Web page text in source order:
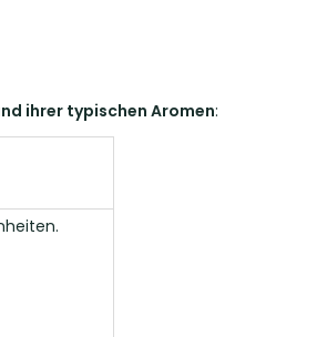
ihrer typischen Aromen: